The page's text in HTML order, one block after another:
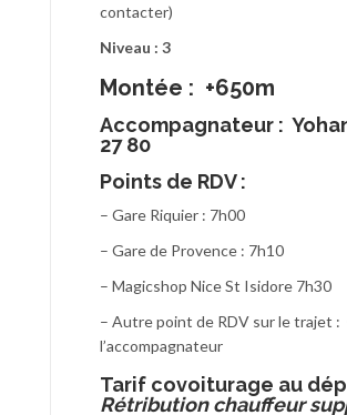
contacter)
Niveau : 3
Montée : +650m
Accompagnateur :
27 80
Points de RDV :
– Gare Riquier : 7h00
– Gare de Provence : 7h10
– Magicshop Nice St Isidore 7h30
– Autre point de RDV sur le trajet
l’accompagnateur
Tarif covoiturage au
Rétribution chauffeur